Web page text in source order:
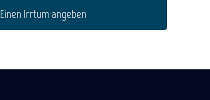
Einen Irrtum angeben